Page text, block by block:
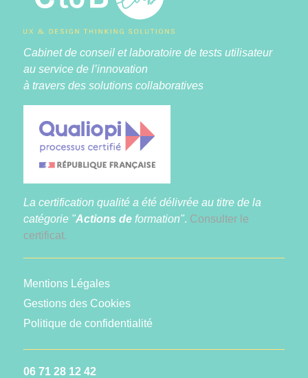
Cabinet de conseil et laboratoire de tests utilisateur
au service de l’innovation
à travers des solutions collaboratives
La certification qualité a été délivrée au titre de la
catégorie "Actions deformation". Consulter le
certificat.
Mentions Légales
Gestions des Cookies
Politique de confidentialité
06 71 28 12 42